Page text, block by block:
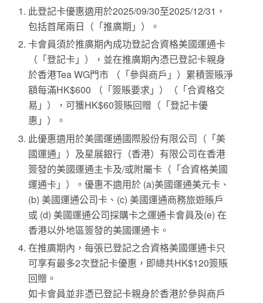
此登記卡優惠適用於2025/09/30至2025/12/31，
包括首尾兩日（「推廣期」）。
卡會員須於推廣期內成功登記合資格美國運通卡
（「登記卡」），並在推廣期內憑已登記卡親身
於香港Tea WG門市 （「參與商戶」）累積簽賬淨
額每滿HK$600 （「簽賬要求」）（「合資格交
易」），可獲HK$60簽賬回贈（「登記卡優
惠」）。
此優惠適用於美國運通國際股份有限公司（「美
國運通」）及星展銀行（香港）有限公司在香港
簽發的美國運通主卡及/或附屬卡（「合資格美國
運通卡」）。優惠不適用於 (a)美國運通美元卡、
(b) 美國運通公司卡、(c) 美國運通商務旅遊賬戶
或 (d) 美國運通公司採購卡之運通卡會員及(e) 在
香港以外地區簽發的美國運通卡。
在推廣期內，每張已登記之合資格美國運通卡只
可享有最多2次登記卡優惠，即總共HK$120簽賬
回贈。
如卡會員並非憑已登記卡親身於香港於參與商戶